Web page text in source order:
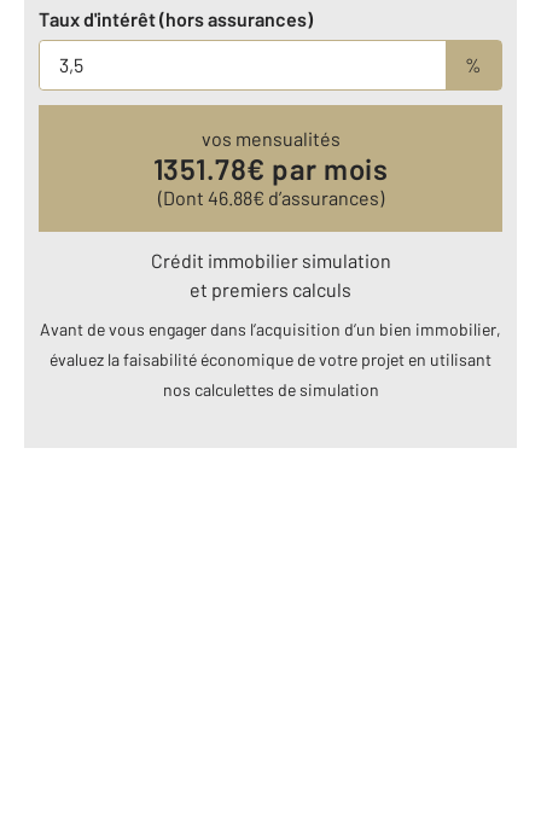
Taux d'intérêt (hors assurances)
%
vos mensualités
1351.78€ par mois
(Dont 46.88€ d’assurances)
Crédit immobilier simulation
et premiers calculs
Avant de vous engager dans l’acquisition d’un bien immobilier,
évaluez la faisabilité économique de votre projet en utilisant
nos calculettes de simulation